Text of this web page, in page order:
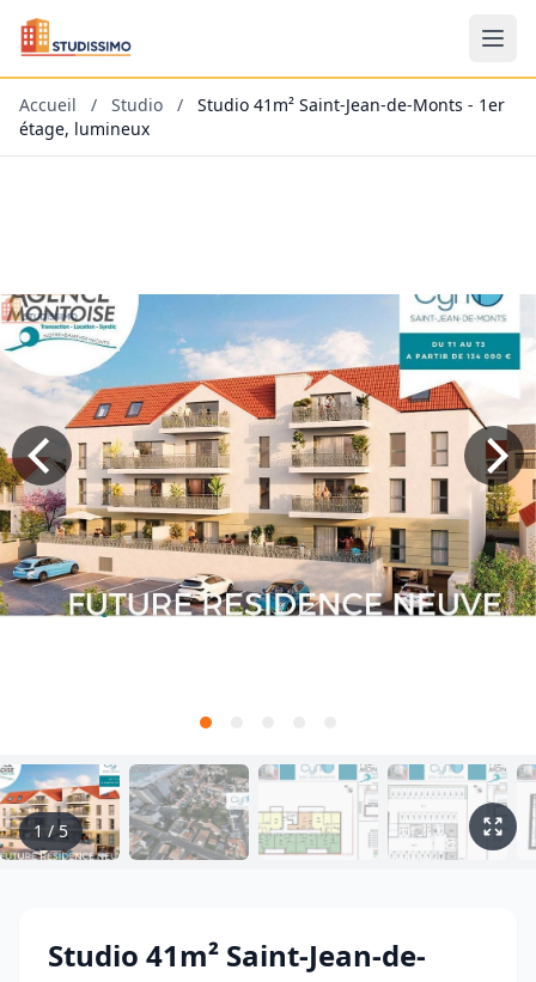
Accueil / Studio /
Studio 41m² Saint-Jean-de-Monts - 1er
étage, lumineux
1 /5
Studio 41m² Saint-Jean-de-